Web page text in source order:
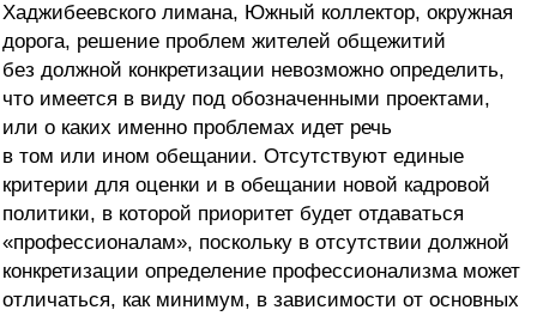
Хаджибеевского лимана, Южный коллектор, окружная
дорога, решение проблем жителей общежитий
без должной конкретизации невозможно определить,
что имеется в виду под обозначенными проектами,
или о каких именно проблемах идет речь
в том или ином обещании. Отсутствуют единые
критерии для оценки и в обещании новой кадровой
политики, в которой приоритет будет отдаваться
«профессионалам», поскольку в отсутствии должной
конкретизации определение профессионализма может
отличаться, как минимум, в зависимости от основных